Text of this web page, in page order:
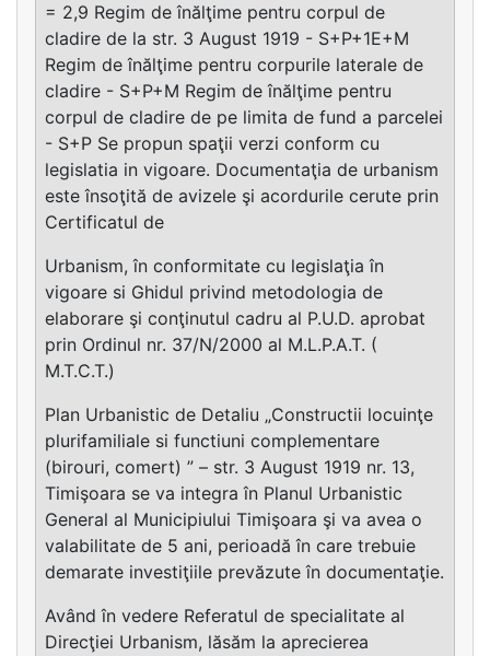
= 2,9 Regim de înălţime pentru corpul de
cladire de la str. 3 August 1919 - S+P+1E+M
Regim de înălţime pentru corpurile laterale de
cladire - S+P+M Regim de înălţime pentru
corpul de cladire de pe limita de fund a parcelei
- S+P Se propun spaţii verzi conform cu
legislatia in vigoare. Documentaţia de urbanism
este însoţită de avizele şi acordurile cerute prin
Certificatul de
Urbanism, în conformitate cu legislaţia în
vigoare si Ghidul privind metodologia de
elaborare şi conţinutul cadru al P.U.D. aprobat
prin Ordinul nr. 37/N/2000 al M.L.P.A.T. (
M.T.C.T.)
Plan Urbanistic de Detaliu „Constructii locuinţe
plurifamiliale si functiuni complementare
(birouri, comert) ” – str. 3 August 1919 nr. 13,
Timişoara se va integra în Planul Urbanistic
General al Municipiului Timişoara şi va avea o
valabilitate de 5 ani, perioadă în care trebuie
demarate investiţiile prevăzute în documentaţie.
Având în vedere Referatul de specialitate al
Direcţiei Urbanism, lăsăm la aprecierea